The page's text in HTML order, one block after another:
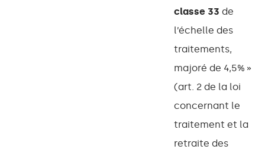
classe 33 de
l’échelle des
traitements,
majoré de 4,5% »
(art. 2 de la loi
concernant le
traitement et la
retraite des